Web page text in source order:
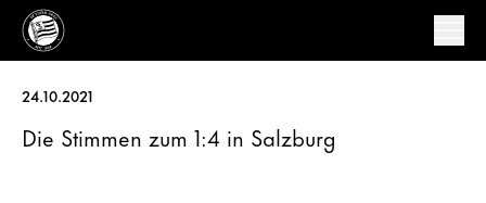
24.10.2021
Die Stimmen zum 1:4 in Salzburg